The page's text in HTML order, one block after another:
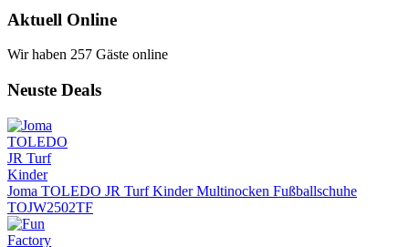
Aktuell Online
Wir haben 257 Gäste online
Neuste Deals
Joma TOLEDO JR Turf Kinder Multinocken Fußballschuhe
TOJW2502TF